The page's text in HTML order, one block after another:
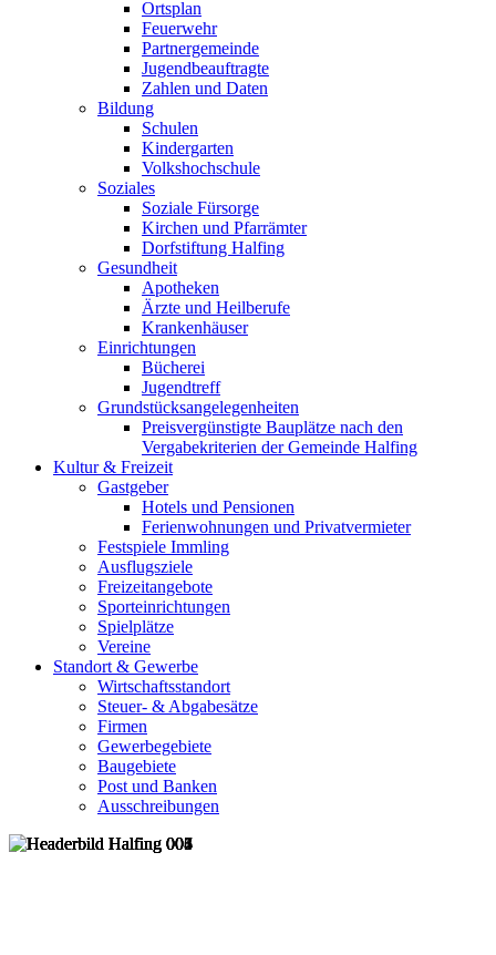
Ortsplan
Feuerwehr
Partnergemeinde
Jugendbeauftragte
Zahlen und Daten
Bildung
Schulen
Kindergarten
Volkshochschule
Soziales
Soziale Fürsorge
Kirchen und Pfarrämter
Dorfstiftung Halfing
Gesundheit
Apotheken
Ärzte und Heilberufe
Krankenhäuser
Einrichtungen
Bücherei
Jugendtreff
Grundstücksangelegenheiten
Preisvergünstigte Bauplätze nach den
Vergabekriterien der Gemeinde Halfing
Kultur & Freizeit
Gastgeber
Hotels und Pensionen
Ferienwohnungen und Privatvermieter
Festspiele Immling
Ausflugsziele
Freizeitangebote
Sporteinrichtungen
Spielplätze
Vereine
Standort & Gewerbe
Wirtschaftsstandort
Steuer- & Abgabesätze
Firmen
Gewerbegebiete
Baugebiete
Post und Banken
Ausschreibungen